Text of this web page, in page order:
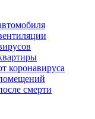
коронавируса
смерти